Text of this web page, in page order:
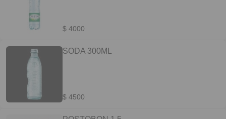
$ 4000
SODA 300ML
$ 4500